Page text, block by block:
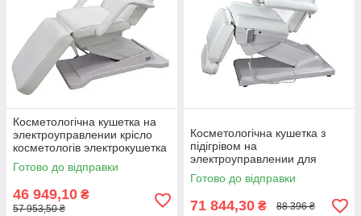
Косметологічна кушетка на
электроуправлении крісло
косметологів электрокушетка
медичних кабінетів 2214A
Готово до відправки
46 949,10 ₴
57 953,50 ₴
Косметологічна кушетка з
підігрівом на
электроуправлении для
косметологічних і медичних
кабінетів
Готово до відправки
71 844,30 ₴ 88 396 ₴